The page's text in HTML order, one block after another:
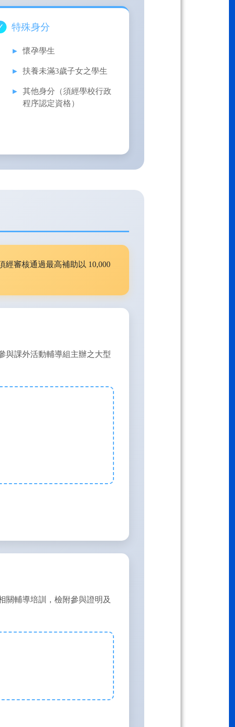
特殊身分
懷孕學生
扶養未滿3歲子女之學生
其他身分（須經學校行政
程序認定資格）
審核通過最高補助以 10,000
與課外活動輔導組主辦之大型
關輔導培訓，檢附參與證明及